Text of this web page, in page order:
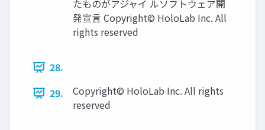
たものがアジャイ ルソフトウェア開
発宣言 Copyright© HoloLab Inc. All
rights reserved
28.
29.
Copyright© HoloLab Inc. All rights
reserved